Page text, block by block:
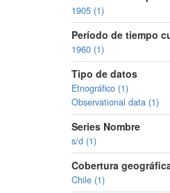
1905 (1)
Período de tiempo
1960 (1)
Tipo de datos
Etnográfico (1)
Observational data (1)
Series Nombre
s/d (1)
Cobertura
Chile (1)